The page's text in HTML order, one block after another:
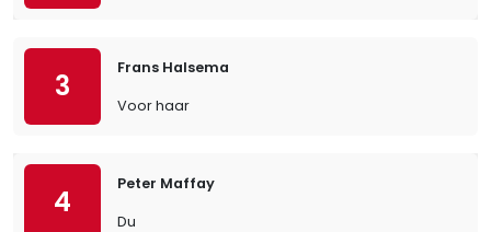
3
Frans Halsema
Voor haar
4
Peter Maffay
Du